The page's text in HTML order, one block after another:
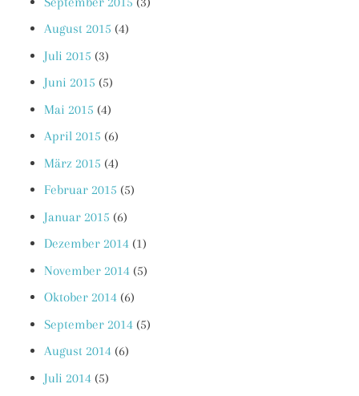
August 2015 (4)
Juli 2015 (3)
Juni 2015 (5)
Mai 2015 (4)
April 2015 (6)
März 2015 (4)
Februar 2015 (5)
Januar 2015 (6)
Dezember 2014 (1)
November 2014 (5)
Oktober 2014 (6)
September 2014 (5)
August 2014 (6)
Juli 2014 (5)